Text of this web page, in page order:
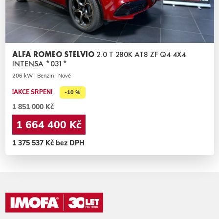
ALFA ROMEO STELVIO 2.0 T 280K AT8 ZF Q4 4X4
INTENSA *031*
206 kW | Benzin | Nové
!AKCE SRPEN! -10 %
1 851 000 Kč
1 664 400 Kč
1 375 537 Kč bez DPH